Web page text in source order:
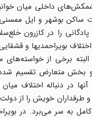
ماند. در سال 1325 که جنگها و
ساکن بوشهر و ایل
را در کازرون
بویراحمدیها و
برخی از
متعارض تقسیم شده
در دنباله اختلاف
خویش را از دولت و
کامل به سر می‌برد. در